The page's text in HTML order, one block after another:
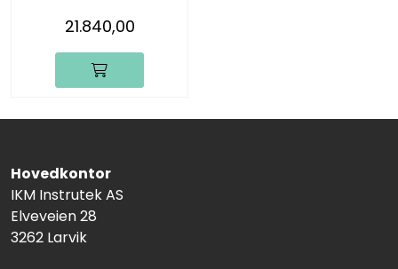
21.840,00
Hovedkontor
IKM Instrutek AS
Elveveien 28
3262 Larvik